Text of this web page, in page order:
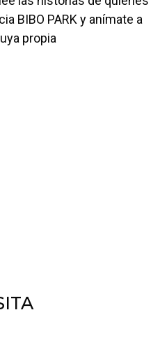
BIBO PARK y anímate a
propia